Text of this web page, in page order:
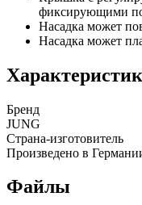
фиксирующими
Насадка может
Насадка может
Бренд
JUNG
Страна-изготовитель
Произведено в
Файлы